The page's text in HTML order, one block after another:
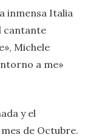
inmensa Italia
cantante
Michele
a me»
y el
de Octubre.